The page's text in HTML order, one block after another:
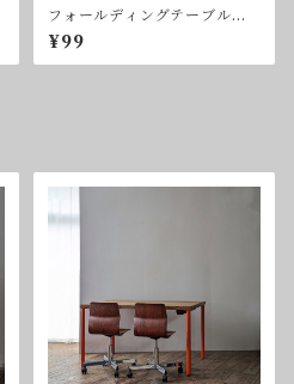
フォールディングテーブル
チーク ミーティングテーブ
ル
¥99